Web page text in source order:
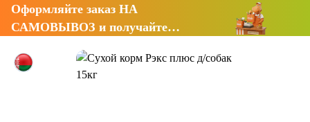
Оформляйте заказ НА
САМОВЫВОЗ и получайте